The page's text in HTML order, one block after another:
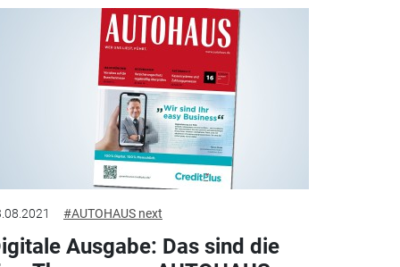
#AUTOHAUS next
Ausgabe: Das sind die